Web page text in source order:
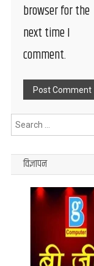
browser for the
next time I
comment.
विज्ञापन